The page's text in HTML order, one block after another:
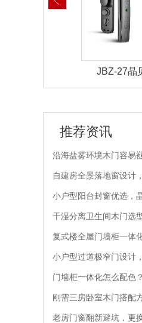
JBZ-27晶
推荐资讯
沿海盐雾环境木门容易
自建房全景落地窗设计
小户型阳台封窗优选，
干湿分离卫生间木门选
复式楼全屋门墙柜一体
小户型过道极窄门设计
门墙柜一体化怎么配色
刚需三房卧室木门搭配
老房门窗翻新避坑，更